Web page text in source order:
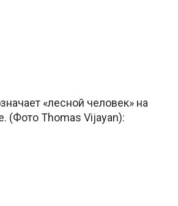
«лесной человек» на
(Фото Thomas Vijayan):